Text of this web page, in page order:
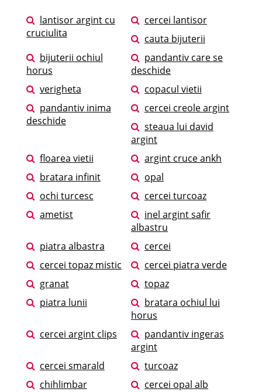
lantisor argint cu
cruciulita
cercei lantisor
cauta bijuterii
bijuterii ochiul
horus
pandantiv care se
deschide
verigheta
copacul vietii
pandantiv inima
deschide
cercei creole argint
steaua lui david
argint
floarea vietii
argint cruce ankh
bratara infinit
opal
ochi turcesc
cercei turcoaz
ametist
inel argint safir
albastru
piatra albastra
cercei
cercei topaz mistic
cercei piatra verde
granat
topaz
piatra lunii
bratara ochiul lui
horus
cercei argint clips
pandantiv ingeras
argint
cercei smarald
turcoaz
chihlimbar
cercei opal alb